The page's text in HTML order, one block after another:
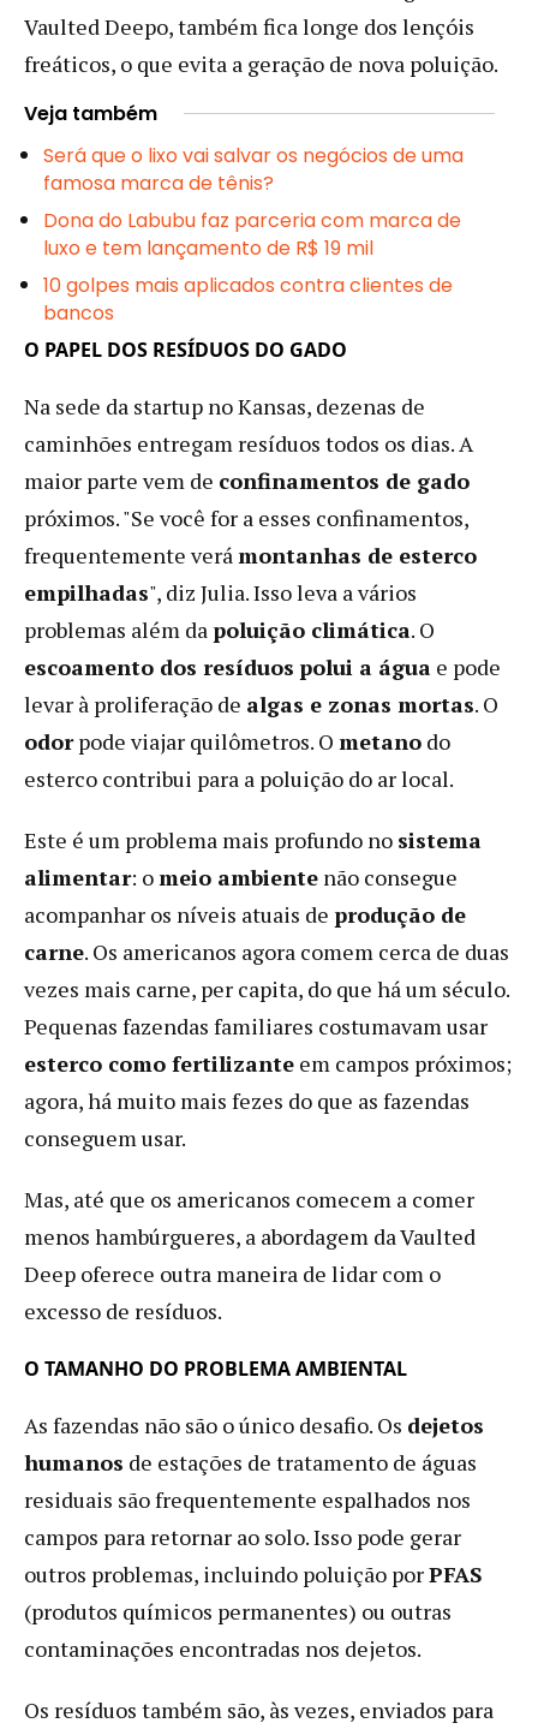
Vaulted Deepo, também fica longe dos lençóis
freáticos, o que evita a geração de nova poluição.
Veja também
Será que o lixo vai salvar os negócios de uma
famosa marca de tênis?
Dona do Labubu faz parceria com marca de
luxo e tem lançamento de R$ 19 mil
10 golpes mais aplicados contra clientes de
bancos
O PAPEL DOS RESÍDUOS DO GADO
Na sede da startup no Kansas, dezenas de
caminhões entregam resíduos todos os dias. A
maior parte vem de confinamentos de gado
próximos. "Se você for a esses confinamentos,
frequentemente verámontanhas de esterco
empilhadas", diz Julia. Isso leva a vários
problemas além da poluição climática. O
escoamento dos resíduos polui a água e pode
levar à proliferação de algas e zonas mortas. O
odorpode viajar quilômetros. O metano do
esterco contribui para a poluição do ar local.
Este é um problema mais profundo no sistema
alimentar: omeio ambiente não consegue
acompanhar os níveis atuais de produção de
carne. Os americanos agora comem cerca de duas
vezes mais carne, per capita, do que há um século.
Pequenas fazendas familiares costumavam usar
esterco como fertilizante em campos próximos;
agora, há muito mais fezes do que as fazendas
conseguem usar.
Mas, até que os americanos comecem a comer
menos hambúrgueres, a abordagem da Vaulted
Deep oferece outra maneira de lidar com o
excesso de resíduos.
O TAMANHO DO PROBLEMA AMBIENTAL
As fazendas não são o único desafio. Os dejetos
humanos de estações de tratamento de águas
residuais são frequentemente espalhados nos
campos para retornar ao solo. Isso pode gerar
outros problemas, incluindo poluição porPFAS
(produtos químicos permanentes) ou outras
contaminações encontradas nos dejetos.
Os resíduos também são, às vezes, enviados para